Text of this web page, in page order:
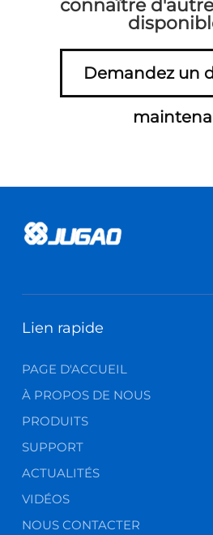
connaître
Demandez un
Lien rapide
PAGE D'ACCUEIL
À PROPOS DE NOUS
PRODUITS
SUPPORT
ACTUALITÉS
VIDÉOS
NOUS CONTACTER